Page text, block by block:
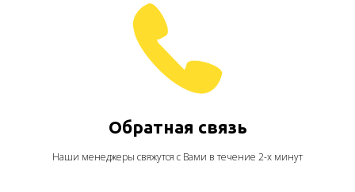
Обратная связь
Наши менеджеры свяжутся с Вами в течение 2-х минут